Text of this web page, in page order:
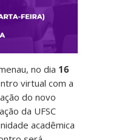
no dia 16
virtual com a
do novo
da UFSC
acadêmica